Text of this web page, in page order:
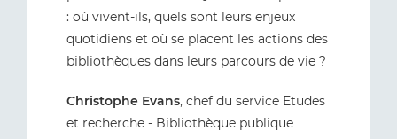
: où vivent-ils, quels sont leurs enjeux
quotidiens et où se placent les actions des
bibliothèques dans leurs parcours de vie ?
Christophe Evans, chef du service Etudes
et recherche - Bibliothèque publique